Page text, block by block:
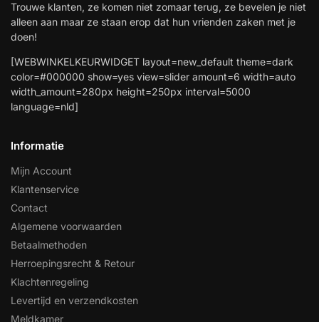
Trouwe klanten, ze komen niet zomaar terug, ze bevelen je niet
alleen aan maar ze staan erop dat hun vrienden zaken met je
doen!
[WEBWINKELKEURWIDGET layout=new_default theme=dark
color=#000000 show=yes view=slider amount=6 width=auto
width_amount=280px height=250px interval=5000
language=nld]
Informatie
Mijn Account
Klantenservice
Contact
Algemene voorwaarden
Betaalmethoden
Herroepingsrecht & Retour
Klachtenregeling
Levertijd en verzendkosten
Meldkamer